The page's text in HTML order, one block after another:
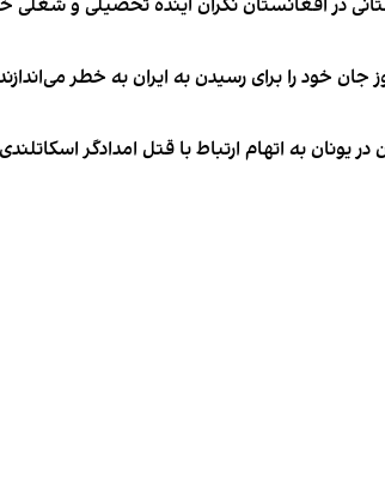
در افغانستان نگران آینده تحصیلی و
جان خود را برای رسیدن به ایران به خطر
یونان به اتهام ارتباط با قتل امدادگر